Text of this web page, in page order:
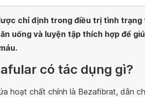
chỉ định trong điều trị tình trạng
uống và luyện tập thích hợp để
có tác dụng gì?
hoạt chất chính là Bezafibrat, dẫn